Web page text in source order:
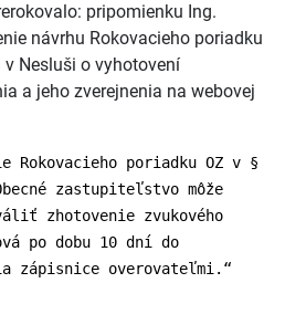
pripomienku Ing.
návrhu Rokovacieho poriadku
Nesluši o vyhotovení
a jeho zverejnenia na webovej
Rokovacieho poriadku OZ v §
zastupiteľstvo môže
zhotovenie zvukového
po dobu 10 dní do
zápisnice overovateľmi.“